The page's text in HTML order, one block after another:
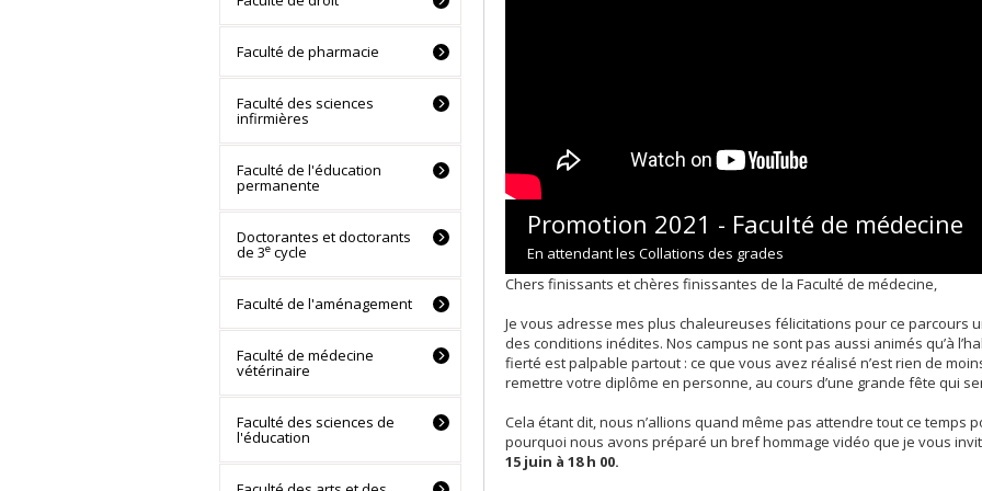
Promotion 2021 - Faculté de médecine
En attendant les Collations des grades
Chers finissants et chères finissantes de la Faculté de médecine,
Je vous adresse mes plus chaleureuses félicitations pour ce parcours
des conditions inédites. Nos campus ne sont pas aussi animés qu’à
fierté est palpable partout : ce que vous avez réalisé n’est rien de
remettre votre diplôme en personne, au cours d’une grande fête qui
Cela étant dit, nous n’allions quand même pas attendre tout ce temps
pourquoi nous avons préparé un bref hommage vidéo que je vous
15 juin à 18 h 00.
Faculté de pharmacie
Faculté des sciences
infirmières
Faculté de l'éducation
permanente
Doctorantes et doctorants
de 3e cycle
Faculté de l'aménagement
Faculté de médecine
vétérinaire
Faculté des sciences de
l'éducation